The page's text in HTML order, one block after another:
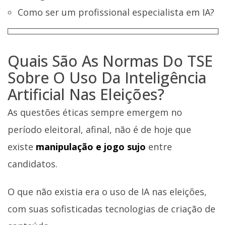
Como ser um profissional especialista em IA?
Quais São As Normas Do TSE
Sobre O Uso Da Inteligência
Artificial Nas Eleições?
As questões éticas sempre emergem no
período eleitoral, afinal, não é de hoje que
existe manipulação e jogo sujo entre
candidatos.
O que não existia era o uso de IA nas eleições,
com suas sofisticadas tecnologias de criação de